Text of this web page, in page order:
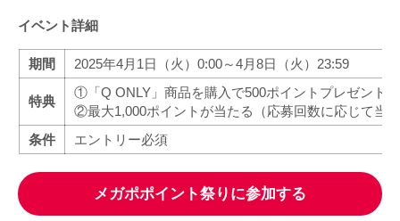
イベント詳細
期間 2025年4月1日（火）0:00～4月8日（火）23:59
特典
①「Q ONLY」商品を購入で500ポイントプレゼント
②最大1,000ポイントが当たる（応募回数に応じて当
条件
エントリー必須
メガポポイント祭りに参加する